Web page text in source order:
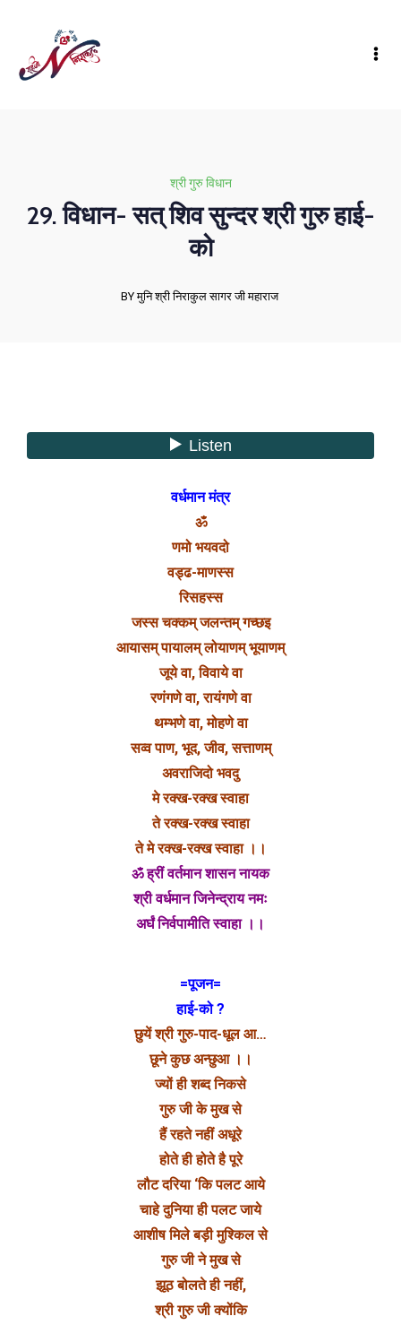
श्री गुरु विधान
29. विधान- सत् शिव सुन्दर श्री गुरु हाई-
को
BY मुनि श्री निराकुल सागर जी महाराज
वर्धमान मंत्र
ॐ
णमो भयवदो
वड्ढ-माणस्स
रिसहस्स
जस्स चक्कम् जलन्तम् गच्छइ
आयासम् पायालम् लोयाणम् भूयाणम्
जूये वा, विवाये वा
रणंगणे वा, रायंगणे वा
थम्भणे वा, मोहणे वा
सव्व पाण, भूद, जीव, सत्ताणम्
अवराजिदो भवदु
मे रक्ख-रक्ख स्वाहा
ते रक्ख-रक्ख स्वाहा
ते मे रक्ख-रक्ख स्वाहा ।।
ॐ ह्रीं वर्तमान शासन नायक
श्री वर्धमान जिनेन्द्राय नमः
अर्घं निर्वपामीति स्वाहा ।।
=पूजन=
हाई-को ?
छुयें श्री गुरु-पाद-धूल आ…
छूने कुछ अन्छुआ ।।
ज्यों ही शब्द निकसे
गुरु जी के मुख से
हैं रहते नहीं अधूरे
होते ही होते है पूरे
लौट दरिया ‘कि पलट आये
चाहे दुनिया ही पलट जाये
आशीष मिले बड़ी मुश्किल से
गुरु जी ने मुख से
झूठ बोलते ही नहीं,
श्री गुरु जी क्योंकि